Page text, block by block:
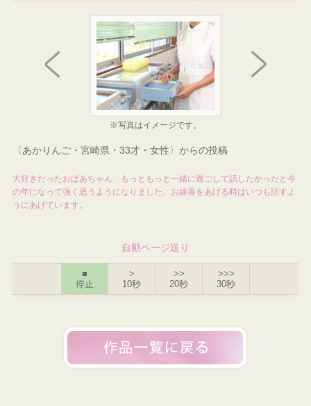
※写真はイメージです。
〈あかりんご・宮崎県・33才・女性〉からの投稿
大好きだったおばあちゃん、もっともっと一緒に過ごして話したかったと今
の年になって強く思うようになりました。お線香をあげる時はいつも話すよ
うにあげています。
自動ページ送り
■
停止
>
10秒
>>
20秒
>>>
30秒